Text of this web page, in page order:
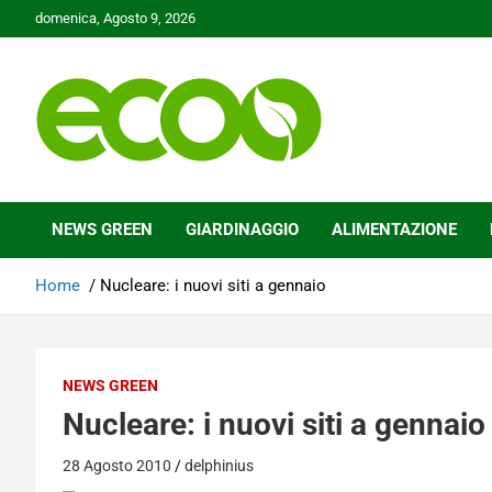
to
domenica, Agosto 9, 2026
Ecoo.it
NEWS GREEN GIARDINAGGIO ALIMENTAZIONE
Home Nucleare: i nuovi siti a gennaio
NEWS GREEN
Nucleare: i nuovi siti a gennaio
28 Agosto 2010 delphinius